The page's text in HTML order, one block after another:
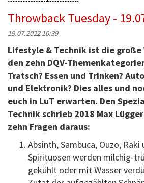
Throwback Tuesday -
19.07.2022 10:39
Lifestyle & Technik ist die
den zehn DQV-
Tratsch? Essen und Trinken?
und Elektronik? Dies alles und
euch in LuT erwarten. Den
Technik schrieb 2018 Max
zehn Fragen daraus:
Absinth, Sambuca, Ouzo,
Spirituosen werden milchig-
gekühlt oder mit Wasser